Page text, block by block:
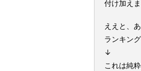
付け加えま
ええと、
ランキン
↓
これは純